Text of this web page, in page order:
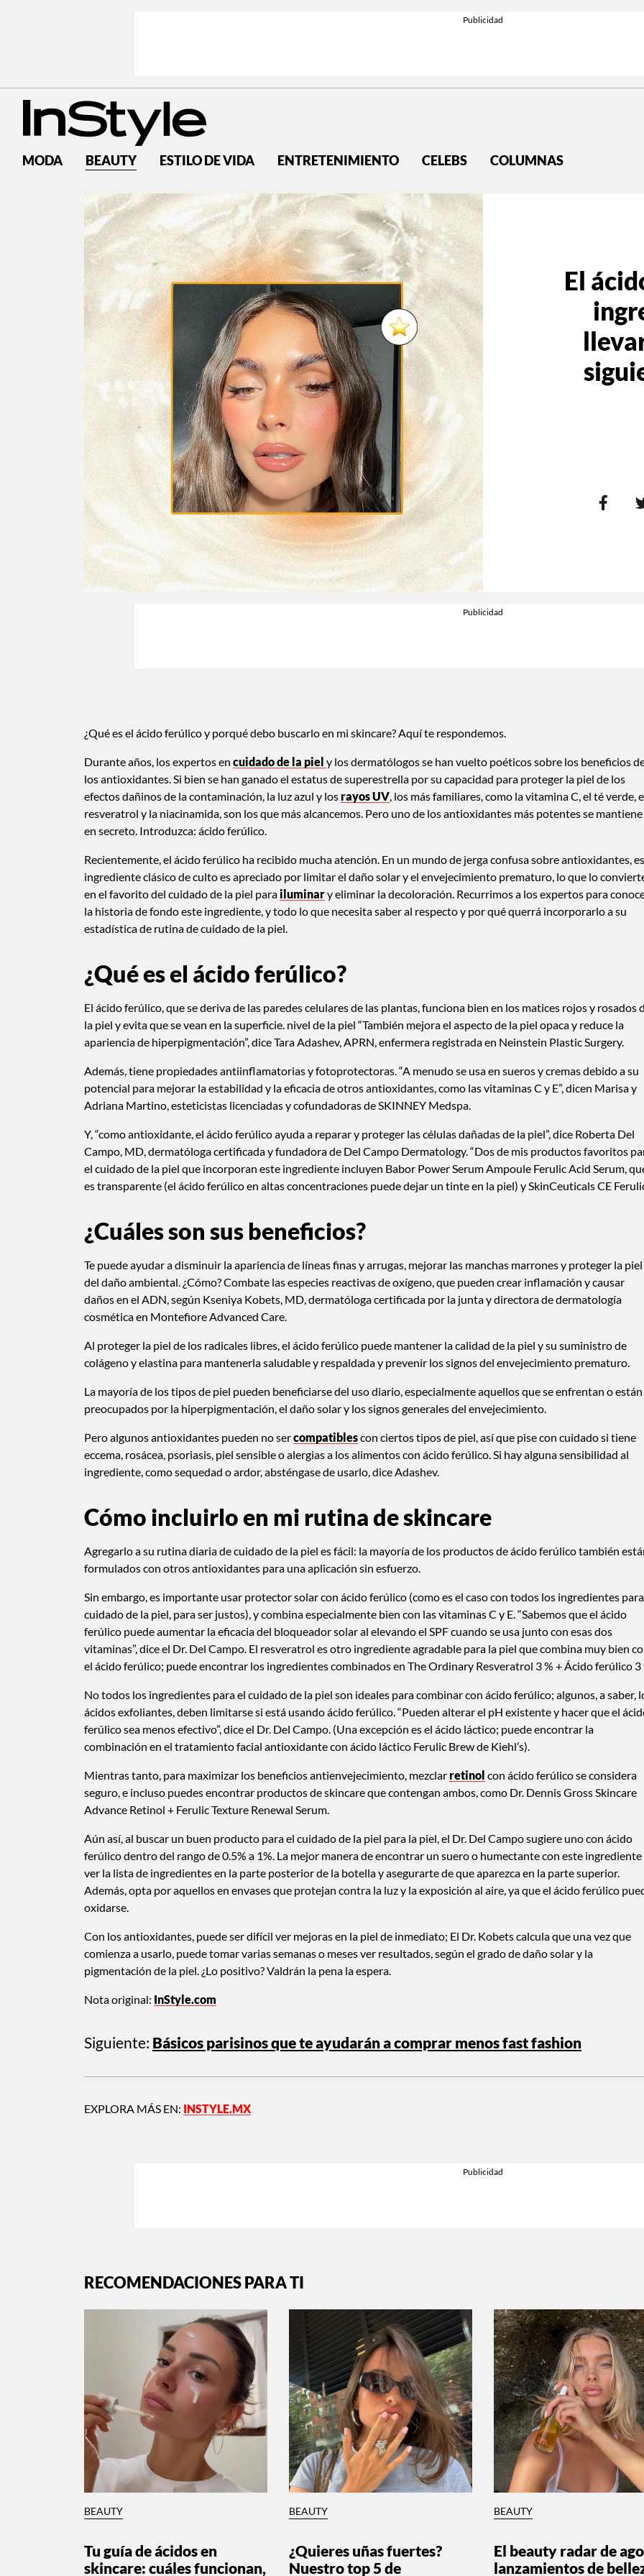
MODA BEAUTY ESTILO DE VIDA ENTRETENIMIENTO CELEBS COLUMNAS
El
¿Qué es el ácido ferúlico y porqué debo buscarlo en mi skincare? Aquí te respondemos.
Durante años, los expertos en cuidado de la piel y los dermatólogos se han vuelto poéticos sobre los beneficios
los antioxidantes. Si bien se han ganado el estatus de superestrella por su capacidad para proteger la piel de los
efectos dañinos de la contaminación, la luz azul y los rayos UV , los más familiares, como la vitamina C, el té verde,
resveratrol y la niacinamida, son los que más alcancemos. Pero uno de los antioxidantes más potentes se mantiene
en secreto. Introduzca: ácido ferúlico.
Recientemente, el ácido ferúlico ha recibido mucha atención. En un mundo de jerga confusa sobre antioxidantes,
ingrediente clásico de culto es apreciado por limitar el daño solar y el envejecimiento prematuro, lo que lo
en el favorito del cuidado de la piel parailuminary eliminar la decoloración. Recurrimos a los expertos para
la historia de fondo este ingrediente, y todo lo que necesita saber al respecto y por qué querrá incorporarlo a su
estadística de rutina de cuidado de la piel.
¿Qué es el ácido ferúlico?
El ácido ferúlico, que se deriva de las paredes celulares de las plantas, funciona bien en los matices rojos y rosados
la piel y evita que se vean en la superficie. nivel de la piel “También mejora el aspecto de la piel opaca y reduce la
apariencia de hiperpigmentación”, dice Tara Adashev, APRN, enfermera registrada en Neinstein Plastic Surgery.
Además, tiene propiedades antiinflamatorias y fotoprotectoras. “A menudo se usa en sueros y cremas debido a su
potencial para mejorar la estabilidad y la eficacia de otros antioxidantes, como las vitaminas C y E”, dicen Marisa y
Adriana Martino, esteticistas licenciadas y cofundadoras de SKINNEY Medspa.
Y, “como antioxidante, el ácido ferúlico ayuda a reparar y proteger las células dañadas de la piel”, dice Roberta Del
Campo, MD, dermatóloga certificada y fundadora de Del Campo Dermatology. “Dos de mis productos favoritos
el cuidado de la piel que incorporan este ingrediente incluyen Babor Power Serum Ampoule Ferulic Acid Serum,
es transparente (el ácido ferúlico en altas concentraciones puede dejar un tinte en la piel) y SkinCeuticals CE
¿Cuáles son sus beneficios?
Te puede ayudar a disminuir la apariencia de líneas finas y arrugas, mejorar las manchas marrones y proteger la piel
del daño ambiental. ¿Cómo? Combate las especies reactivas de oxígeno, que pueden crear inflamación y causar
daños en el ADN, según Kseniya Kobets, MD, dermatóloga certificada por la junta y directora de dermatología
cosmética en Montefiore Advanced Care.
Al proteger la piel de los radicales libres, el ácido ferúlico puede mantener la calidad de la piel y su suministro de
colágeno y elastina para mantenerla saludable y respaldada y prevenir los signos del envejecimiento prematuro.
La mayoría de los tipos de piel pueden beneficiarse del uso diario, especialmente aquellos que se enfrentan o están
preocupados por la hiperpigmentación, el daño solar y los signos generales del envejecimiento.
Pero algunos antioxidantes pueden no sercompatiblescon ciertos tipos de piel, así que pise con cuidado si tiene
eccema, rosácea, psoriasis, piel sensible o alergias a los alimentos con ácido ferúlico. Si hay alguna sensibilidad al
ingrediente, como sequedad o ardor, absténgase de usarlo, dice Adashev.
Cómo incluirlo en mi rutina de skincare
Agregarlo a su rutina diaria de cuidado de la piel es fácil: la mayoría de los productos de ácido ferúlico también
formulados con otros antioxidantes para una aplicación sin esfuerzo.
Sin embargo, es importante usar protector solar con ácido ferúlico (como es el caso con todos los ingredientes
cuidado de la piel, para ser justos), y combina especialmente bien con las vitaminas C y E. “Sabemos que el ácido
ferúlico puede aumentar la eficacia del bloqueador solar al elevando el SPF cuando se usa junto con esas dos
vitaminas”, dice el Dr. Del Campo. El resveratrol es otro ingrediente agradable para la piel que combina muy bien
el ácido ferúlico; puede encontrar los ingredientes combinados en The Ordinary Resveratrol 3 % + Ácido ferúlico 3
No todos los ingredientes para el cuidado de la piel son ideales para combinar con ácido ferúlico; algunos, a saber,
ácidos exfoliantes, deben limitarse si está usando ácido ferúlico. “Pueden alterar el pH existente y hacer que el
ferúlico sea menos efectivo”, dice el Dr. Del Campo. (Una excepción es el ácido láctico; puede encontrar la
combinación en el tratamiento facial antioxidante con ácido láctico Ferulic Brew de Kiehl’s).
Mientras tanto, para maximizar los beneficios antienvejecimiento, mezclar retinol con ácido ferúlico se considera
seguro, e incluso puedes encontrar productos de skincare que contengan ambos, como Dr. Dennis Gross Skincare
Advance Retinol + Ferulic Texture Renewal Serum.
Aún así, al buscar un buen producto para el cuidado de la piel para la piel, el Dr. Del Campo sugiere uno con ácido
ferúlico dentro del rango de 0.5% a 1%. La mejor manera de encontrar un suero o humectante con este ingrediente
ver la lista de ingredientes en la parte posterior de la botella y asegurarte de que aparezca en la parte superior.
Además, opta por aquellos en envases que protejan contra la luz y la exposición al aire, ya que el ácido ferúlico
oxidarse.
Con los antioxidantes, puede ser difícil ver mejoras en la piel de inmediato; El Dr. Kobets calcula que una vez que
comienza a usarlo, puede tomar varias semanas o meses ver resultados, según el grado de daño solar y la
pigmentación de la piel. ¿Lo positivo? Valdrán la pena la espera.
Nota original: InStyle.com
Siguiente: Básicos parisinos que te ayudarán a comprar menos fast fashion
EXPLORA MÁS EN: INSTYLE.MX
RECOMENDACIONES PARA TI
BEAUTY
Tu guía de ácidos en
skincare: cuáles funcionan,
BEAUTY
¿Quieres uñas fuertes?
Nuestro top 5 de
BEAUTY
El beauty radar de
lanzamientos de